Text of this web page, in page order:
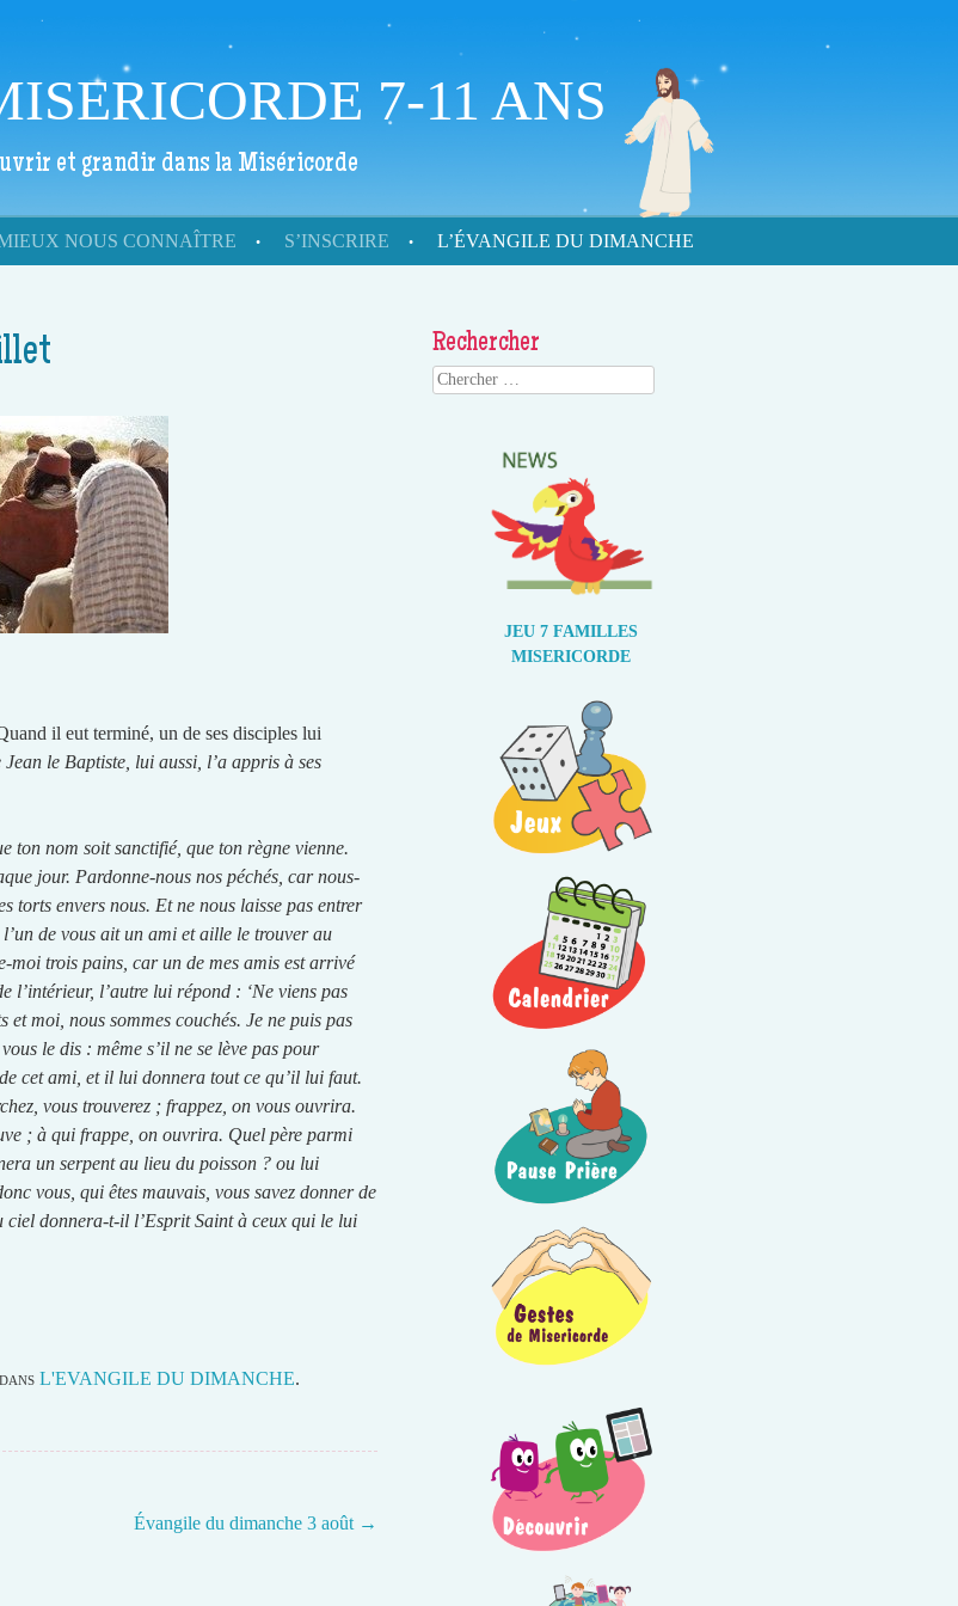
7-11 ANS
et grandir dans la Miséricorde
NOUS CONNAÎTRE S’INSCRIRE L’ÉVANGILE DU DIMANCHE
il eut terminé, un de ses disciples lui
le Baptiste, lui aussi, l’a appris à ses
ton nom soit sanctifié, que ton règne vienne.
jour. Pardonne-nous nos péchés, car nous-
torts envers nous. Et ne nous laisse pas entrer
de vous ait un ami et aille le trouver au
trois pains, car un de mes amis est arrivé
l’intérieur, l’autre lui répond : ‘Ne viens pas
moi, nous sommes couchés. Je ne puis pas
le dis : même s’il ne se lève pas pour
cet ami, et il lui donnera tout ce qu’il lui faut.
vous trouverez ; frappez, on vous ouvrira.
; à qui frappe, on ouvrira. Quel père parmi
un serpent au lieu du poisson ? ou lui
vous, qui êtes mauvais, vous savez donner de
ciel donnera-t-il l’Esprit Saint à ceux qui le lui
L'EVANGILE DU DIMANCHE.
Évangile du dimanche 3 août →
Rechercher
Search
JEU 7 FAMILLES
MISERICORDE